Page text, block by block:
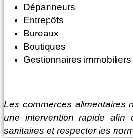
Dépanneurs
Entrepôts
Bureaux
Boutiques
Gestionnaires immobiliers
Les commerces alimentaires
une intervention rapide afin
sanitaires et respecter les